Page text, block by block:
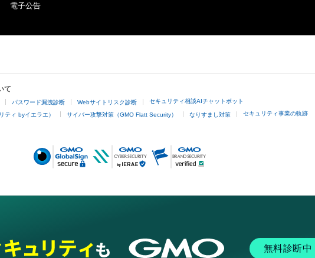
           JAPAN MASTERY COLLECTION POPUP SHOP ミッドタウン六本木
           都市と自然のカムヤシロ　個展 そごう千葉店
           SANCTUARY│urbanized nature　個展 そごう横浜店
電子公告
て
パスワード漏洩診断 Webサイトリスク診断 セキュリティ相談AIチャットボット
ティ byイエラエ） サイバー攻撃対策（GMO Flatt Security） なりすまし対策 セキュリティ事業の軌跡
無料診断中